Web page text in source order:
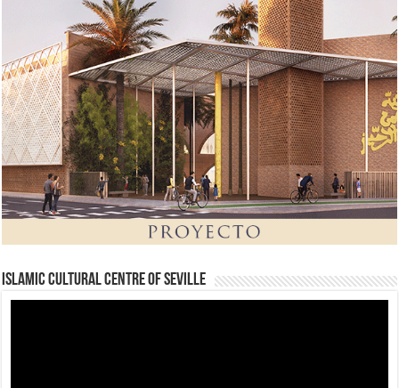
Islamic Cultural Centre of Seville